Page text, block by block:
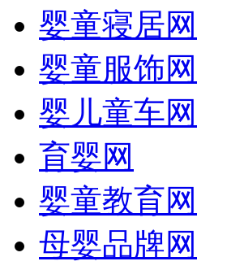
婴童寝居网
婴童服饰网
婴儿童车网
育婴网
婴童教育网
母婴品牌网